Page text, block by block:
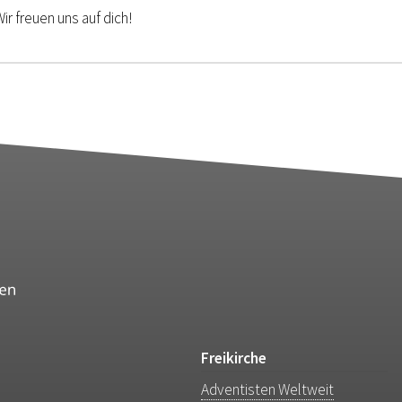
freuen uns auf dich!
Freikirche
Adventisten Weltweit